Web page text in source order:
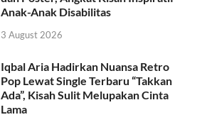
Anak-Anak Disabilitas
3 August 2026
Iqbal Aria Hadirkan Nuansa Retro
Pop Lewat Single Terbaru “Takkan
Ada”, Kisah Sulit Melupakan Cinta
Lama